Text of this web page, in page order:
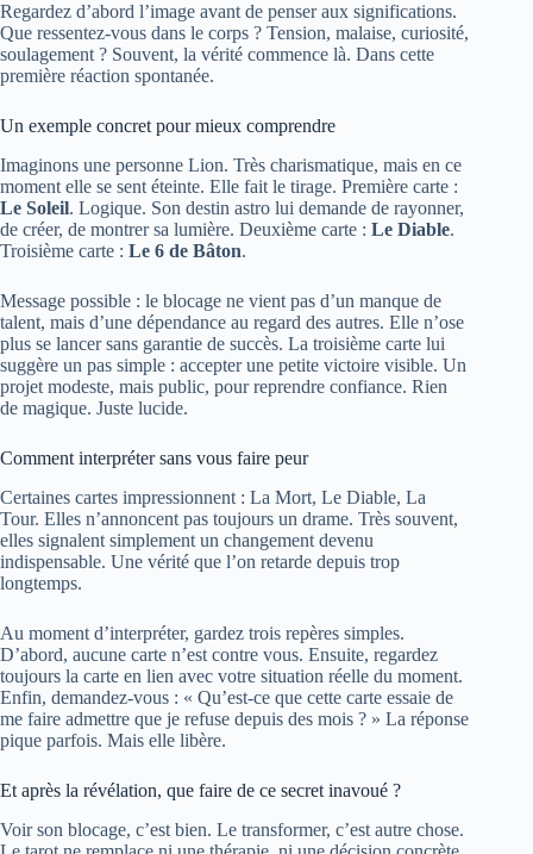
Regardez d’abord l’image avant de penser aux significations.
Que ressentez-vous dans le corps ? Tension, malaise, curiosité,
soulagement ? Souvent, la vérité commence là. Dans cette
première réaction spontanée.
Un exemple concret pour mieux comprendre
Imaginons une personne Lion. Très charismatique, mais en ce
moment elle se sent éteinte. Elle fait le tirage. Première carte :
Le Soleil. Logique. Son destin astro lui demande de rayonner,
de créer, de montrer sa lumière. Deuxième carte : Le Diable.
Troisième carte : Le 6 de Bâton.
Message possible : le blocage ne vient pas d’un manque de
talent, mais d’une dépendance au regard des autres. Elle n’ose
plus se lancer sans garantie de succès. La troisième carte lui
suggère un pas simple : accepter une petite victoire visible. Un
projet modeste, mais public, pour reprendre confiance. Rien
de magique. Juste lucide.
Comment interpréter sans vous faire peur
Certaines cartes impressionnent : La Mort, Le Diable, La
Tour. Elles n’annoncent pas toujours un drame. Très souvent,
elles signalent simplement un changement devenu
indispensable. Une vérité que l’on retarde depuis trop
longtemps.
Au moment d’interpréter, gardez trois repères simples.
D’abord, aucune carte n’est contre vous. Ensuite, regardez
toujours la carte en lien avec votre situation réelle du moment.
Enfin, demandez‑vous : « Qu’est-ce que cette carte essaie de
me faire admettre que je refuse depuis des mois ? » La réponse
pique parfois. Mais elle libère.
Et après la révélation, que faire de ce secret inavoué ?
Voir son blocage, c’est bien. Le transformer, c’est autre chose.